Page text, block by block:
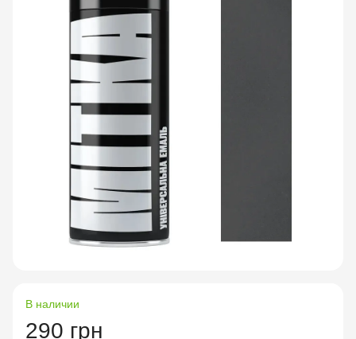
В наличии
290 грн